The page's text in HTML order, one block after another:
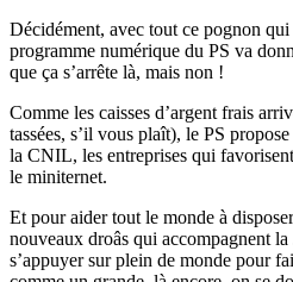
Décidément, avec tout ce pognon
programme numérique du PS va
que ça s’arrête là, mais non !
Comme les caisses d’argent frais
tassées, s’il vous plaît), le PS
la CNIL, les entreprises qui
le miniternet.
Et pour aider tout le monde à
nouveaux droâs qui accompagnent la
s’appuyer sur plein de monde pour